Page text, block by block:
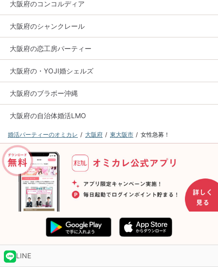
大阪府のコンコルディア
大阪府のシャンクレール
大阪府の恋工房パーティー
大阪府の・YOJI婚シェルズ
大阪府のブラボー沖縄
大阪府の自治体婚活LMO
婚活パーティーのオミカレ 大阪府 東大阪市 女性急募！
LINE